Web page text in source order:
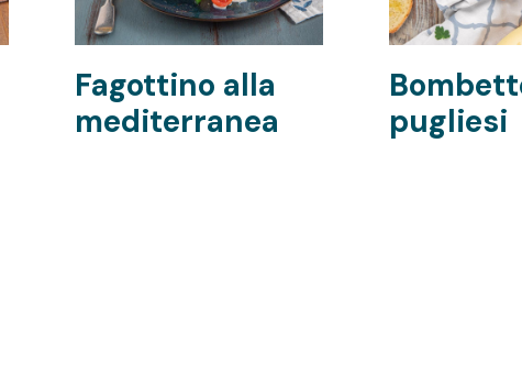
Fagottino alla
mediterranea
pugliesi